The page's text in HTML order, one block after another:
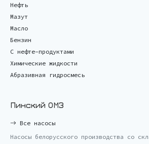
Нефть
Мазут
Масло
Бензин
С нефте-продуктами
Химические жидкости
Абразивная гидросмесь
Пинский ОМЗ
Все насосы
Насосы белорусского производства со